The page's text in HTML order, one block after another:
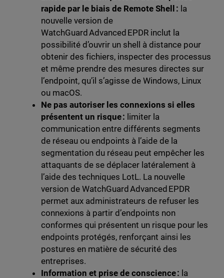
rapide par le biais de Remote Shell : la
nouvelle version de
WatchGuard Advanced EPDR inclut la
possibilité d’ouvrir un shell à distance pour
obtenir des fichiers, inspecter des processus
et même prendre des mesures directes sur
l’endpoint, qu’il s’agisse de Windows, Linux
ou macOS.
Ne pas autoriser les connexions si elles
présentent un risque : limiter la
communication entre différents segments
de réseau ou endpoints à l’aide de la
segmentation du réseau peut empêcher les
attaquants de se déplacer latéralement à
l’aide des techniques LotL. La nouvelle
version de WatchGuard Advanced EPDR
permet aux administrateurs de refuser les
connexions à partir d’endpoints non
conformes qui présentent un risque pour les
endpoints protégés, renforçant ainsi les
postures en matière de sécurité des
entreprises.
Information et prise de conscience : la